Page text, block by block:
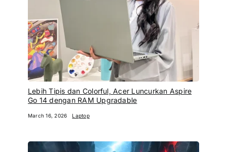
Lebih Tipis dan Colorful, Acer Luncurkan Aspire
Go 14 dengan RAM Upgradable
March 16, 2026 Laptop